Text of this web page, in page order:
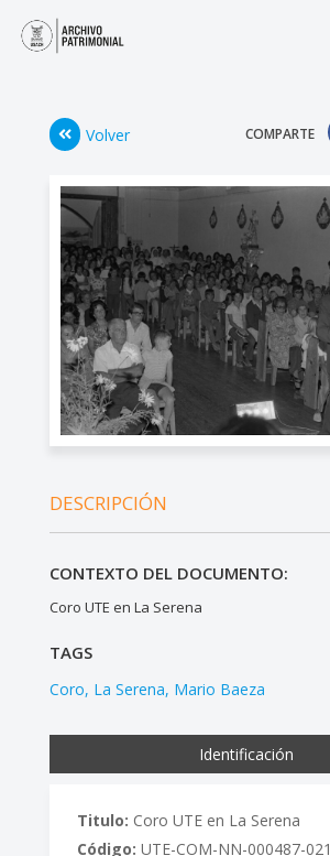
Volver COMPARTE
DESCRIPCIÓN
CONTEXTO DEL DOCUMENTO:
Coro UTE en La Serena
TAGS
Coro La Serena Mario Baeza
Identificación
Titulo: Coro UTE en La Serena
Código: UTE-COM-NN-000487-021